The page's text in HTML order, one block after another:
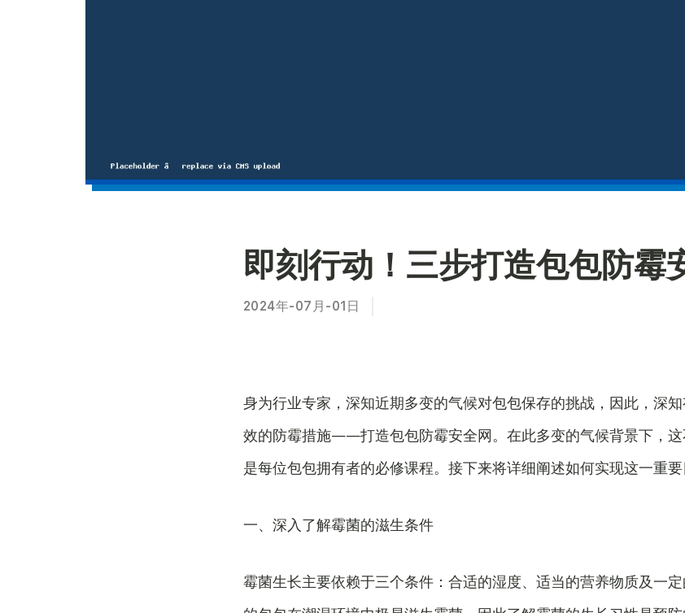
即刻行动！三步打造包包防霉
2024年-07月-01日
身为行业专家，深知近期多变的气候对包包保存的挑战，因此，深
效的防霉措施——打造包包防霉安全网。在此多变的气候背景下，
是每位包包拥有者的必修课程。接下来将详细阐述如何实现这一重要
一、深入了解霉菌的滋生条件
霉菌生长主要依赖于三个条件：合适的湿度、适当的营养物质及一